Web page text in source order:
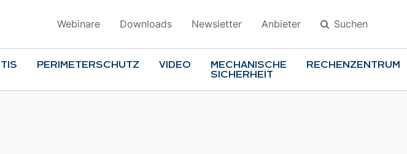
Webinare Downloads Newsletter Anbieter Suchen
PERIMETERSCHUTZ VIDEO
MECHANISCHE
SICHERHEIT
RECHENZENTRUM